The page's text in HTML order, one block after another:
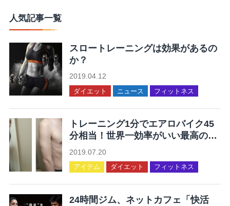
人気記事一覧
スロートレーニングは効果があるの
か？
2019.04.12
ダイエット ニュース フィットネス
トレーニング1分でエアロバイク45
分相当！世界一効率がいい最高の運
動を集めてみた
2019.07.20
アイテム ダイエット フィットネス
24時間ジム、ネットカフェ「快活